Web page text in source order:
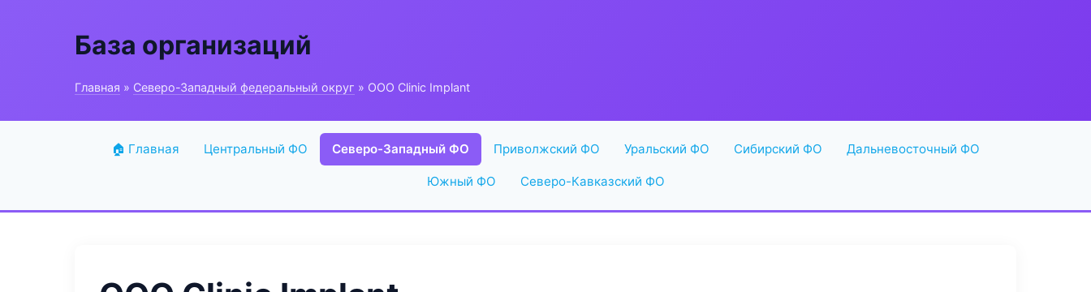
База организаций
Главная » Северо-Западный федеральный округ » ООО Clinic Implant
🏠 Главная Центральный ФО Северо-Западный ФО Приволжский ФО Уральский ФО Сибирский ФО Дальневосточный ФО
Южный ФО Северо-Кавказский ФО